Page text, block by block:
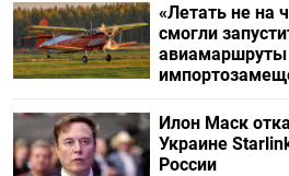
«Летать не на
смогли
авиамаршруты
Илон Маск
Украине
России